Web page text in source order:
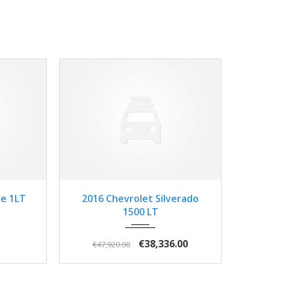
20662
1LT
2016 Autom... 3
2016 Chevrolet Silverado
1500 LT
€47,920.00 €38,336.00